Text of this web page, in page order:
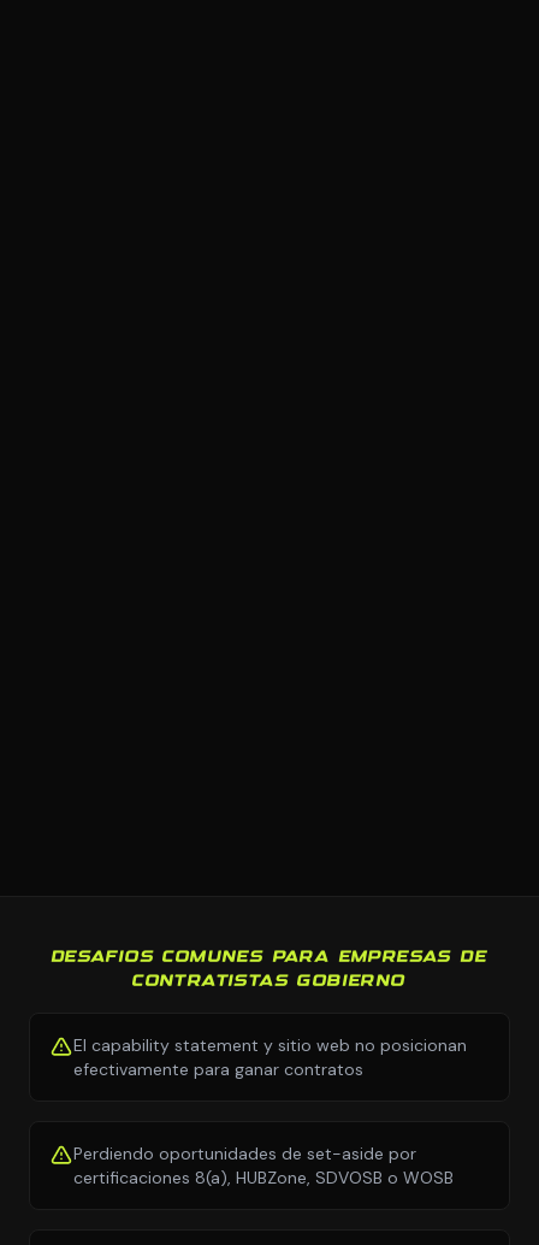
DESAFIOS COMUNES PARA EMPRESAS DE
CONTRATISTAS GOBIERNO
El capability statement y sitio web no posicionan
efectivamente para ganar contratos
Perdiendo oportunidades de set-aside por
certificaciones 8(a), HUBZone, SDVOSB o WOSB